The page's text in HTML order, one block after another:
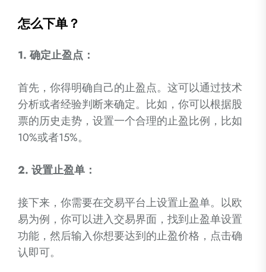
怎么下单？
1. 确定止盈点：
首先，你得明确自己的止盈点。这可以通过技术
分析或者经验判断来确定。比如，你可以根据股
票的历史走势，设置一个合理的止盈比例，比如
10%或者15%。
2. 设置止盈单：
接下来，你需要在交易平台上设置止盈单。以欧
易为例，你可以进入交易界面，找到止盈单设置
功能，然后输入你想要达到的止盈价格，点击确
认即可。